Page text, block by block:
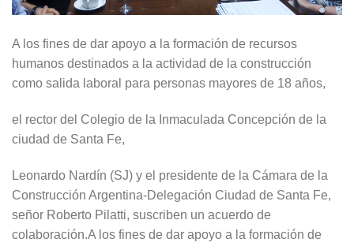
A los fines de dar apoyo a la formación de recursos
humanos destinados a la actividad de la construcción
como salida laboral para personas mayores de 18 años,
el rector del Colegio de la Inmaculada Concepción de la
ciudad de Santa Fe,
Leonardo Nardín (SJ) y el presidente de la Cámara de la
Construcción Argentina-Delegación Ciudad de Santa Fe,
señor Roberto Pilatti, suscriben un acuerdo de
colaboración.A los fines de dar apoyo a la formación de